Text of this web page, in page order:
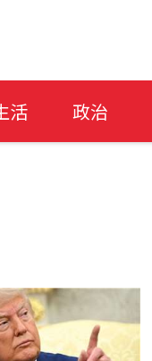
活 政治